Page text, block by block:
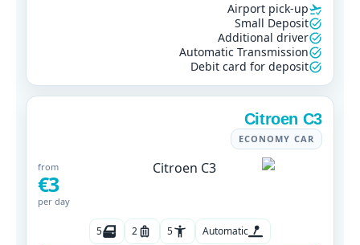
Airport pick-up
Small Deposit
Additional driver
Automatic Transmission
Debit card for deposit
Citroen C3
ECONOMY CAR
from
€3
per day
Automatic
5
2
5